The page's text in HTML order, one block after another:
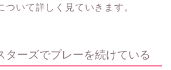
いて詳しく見ていきます。
ターズでプレーを続けている